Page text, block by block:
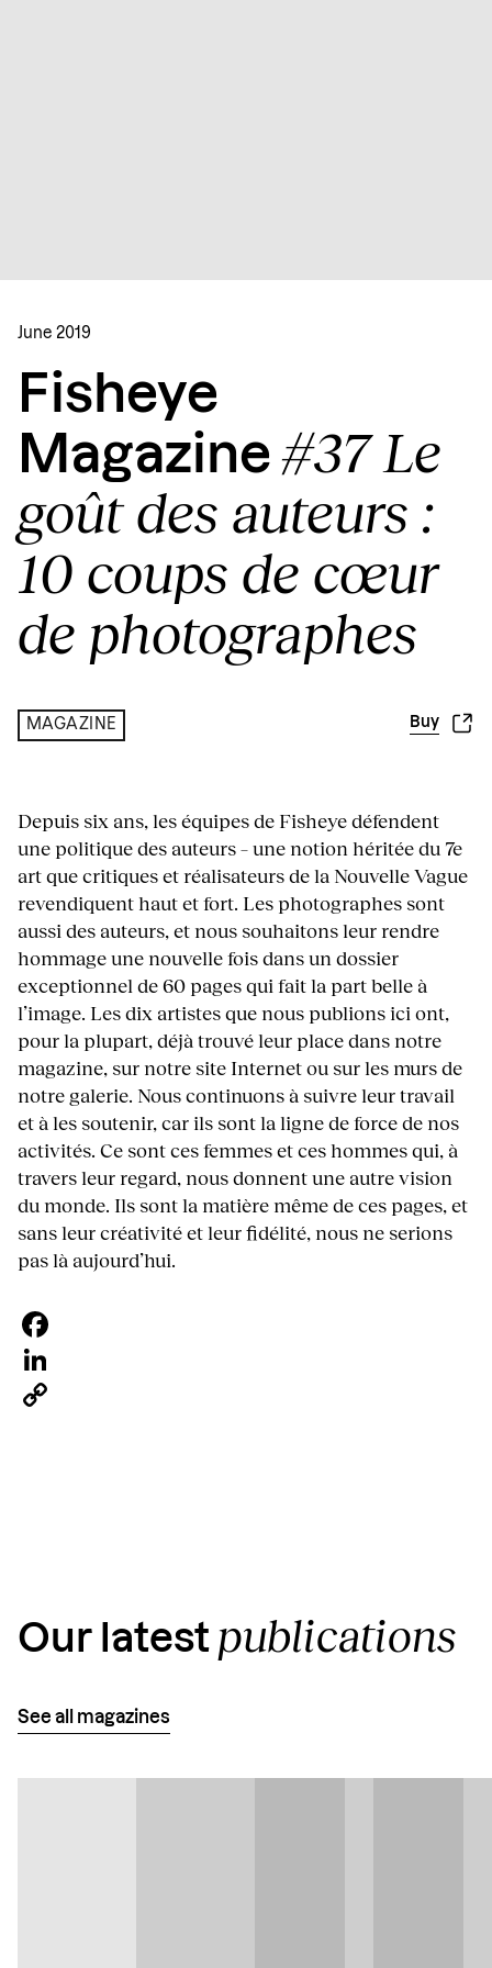
June 2019
Fisheye
Magazine #37 Le
goût des auteurs :
10 coups de cœur
de photographes
MAGAZINE Buy
Depuis six ans, les équipes de Fisheye défendent
une politique des auteurs – une notion héritée du 7e
art que critiques et réalisateurs de la Nouvelle Vague
revendiquent haut et fort. Les photographes sont
aussi des auteurs, et nous souhaitons leur rendre
hommage une nouvelle fois dans un dossier
exceptionnel de 60 pages qui fait la part belle à
l’image. Les dix artistes que nous publions ici ont,
pour la plupart, déjà trouvé leur place dans notre
magazine, sur notre site Internet ou sur les murs de
notre galerie. Nous continuons à suivre leur travail
et à les soutenir, car ils sont la ligne de force de nos
activités. Ce sont ces femmes et ces hommes qui, à
travers leur regard, nous donnent une autre vision
du monde. Ils sont la matière même de ces pages, et
sans leur créativité et leur fidélité, nous ne serions
pas là aujourd’hui.
Facebook
LinkedIn
Our latest publications
See all magazines